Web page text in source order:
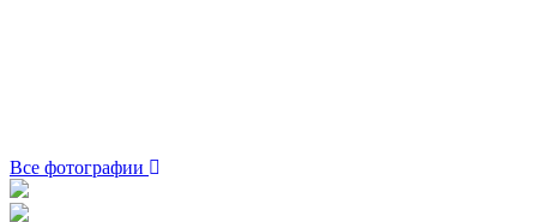
Все фотографии